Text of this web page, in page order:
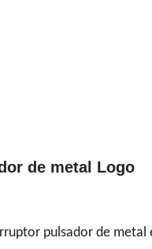
de metal Logo
pulsador de metal